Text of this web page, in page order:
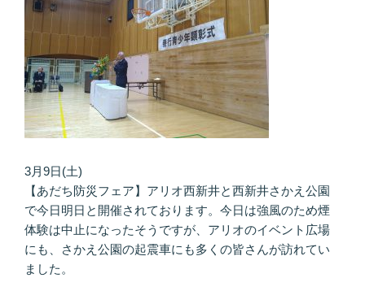
3月9日(土)
【あだち防災フェア】アリオ西新井と西新井さかえ公園
で今日明日と開催されております。今日は強風のため煙
体験は中止になったそうですが、アリオのイベント広場
にも、さかえ公園の起震車にも多くの皆さんが訪れてい
ました。